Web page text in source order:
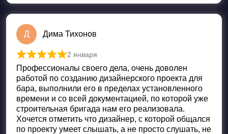
Д Дима Тихонов
Оценка 5из 5
2 января
Профессионалы своего дела, очень доволен
работой по созданию дизайнерского проекта для
бара, выполнили его в пределах установленного
времени и со всей документацией, по которой уже
строительная бригада нам его реализовала.
Хочется отметить что дизайнер, с которой общался
по проекту умеет слышать, а не просто слушать, не